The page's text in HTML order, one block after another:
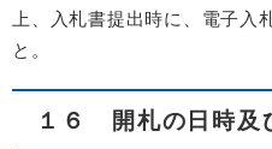
上、入札書提出時に、電子入
と。
１６ 開札の日時及